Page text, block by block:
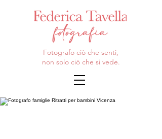
Fotografo ciò che senti,
non solo ciò che si vede.